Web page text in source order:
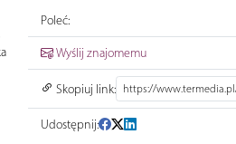
Poleć:
Wyślij znajomemu
Skopiuj link:
Udostępnij: